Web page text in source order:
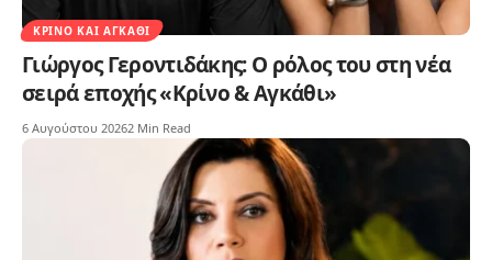
ΚΡΊΝΟ ΚΑΙ ΑΓΚΆΘΙ
Γιώργος Γεροντιδάκης: Ο ρόλος του στη νέα
σειρά εποχής «Κρίνο & Αγκάθι»
6 Αυγούστου 20262 Min Read